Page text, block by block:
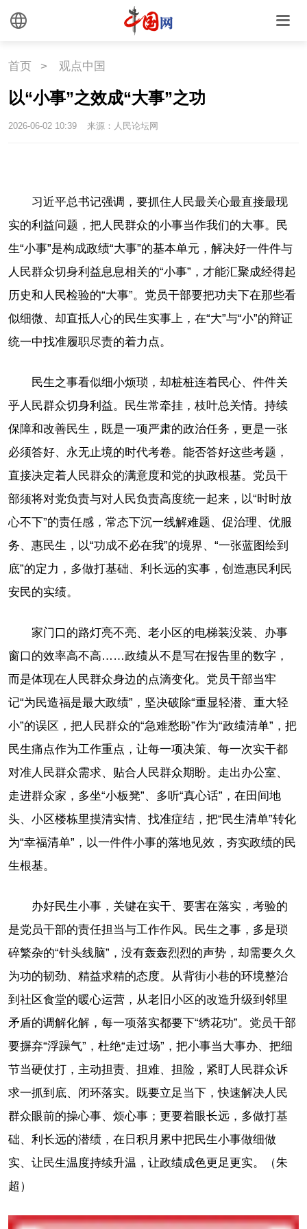
首页 > 观点中国
以“小事”之效成“大事”之功
2026-06-02 10:39 来源：人民论坛网
习近平总书记强调，要抓住人民最关心最直接最现
实的利益问题，把人民群众的小事当作我们的大事。民
生“小事”是构成政绩“大事”的基本单元，解决好一件件与
人民群众切身利益息息相关的“小事”，才能汇聚成经得起
历史和人民检验的“大事”。党员干部要把功夫下在那些看
似细微、却直抵人心的民生实事上，在“大”与“小”的辩证
统一中找准履职尽责的着力点。
民生之事看似细小烦琐，却桩桩连着民心、件件关
乎人民群众切身利益。民生常牵挂，枝叶总关情。持续
保障和改善民生，既是一项严肃的政治任务，更是一张
必须答好、永无止境的时代考卷。能否答好这些考题，
直接决定着人民群众的满意度和党的执政根基。党员干
部须将对党负责与对人民负责高度统一起来，以“时时放
心不下”的责任感，常态下沉一线解难题、促治理、优服
务、惠民生，以“功成不必在我”的境界、“一张蓝图绘到
底”的定力，多做打基础、利长远的实事，创造惠民利民
安民的实绩。
家门口的路灯亮不亮、老小区的电梯装没装、办事
窗口的效率高不高……政绩从不是写在报告里的数字，
而是体现在人民群众身边的点滴变化。党员干部当牢
记“为民造福是最大政绩”，坚决破除“重显轻潜、重大轻
小”的误区，把人民群众的“急难愁盼”作为“政绩清单”，把
民生痛点作为工作重点，让每一项决策、每一次实干都
对准人民群众需求、贴合人民群众期盼。走出办公室、
走进群众家，多坐“小板凳”、多听“真心话”，在田间地
头、小区楼栋里摸清实情、找准症结，把“民生清单”转化
为“幸福清单”，以一件件小事的落地见效，夯实政绩的民
生根基。
办好民生小事，关键在实干、要害在落实，考验的
是党员干部的责任担当与工作作风。民生之事，多是琐
碎繁杂的“针头线脑”，没有轰轰烈烈的声势，却需要久久
为功的韧劲、精益求精的态度。从背街小巷的环境整治
到社区食堂的暖心运营，从老旧小区的改造升级到邻里
矛盾的调解化解，每一项落实都要下“绣花功”。党员干部
要摒弃“浮躁气”，杜绝“走过场”，把小事当大事办、把细
节当硬仗打，主动担责、担难、担险，紧盯人民群众诉
求一抓到底、闭环落实。既要立足当下，快速解决人民
群众眼前的操心事、烦心事；更要着眼长远，多做打基
础、利长远的潜绩，在日积月累中把民生小事做细做
实、让民生温度持续升温，让政绩成色更足更实。（朱
超）